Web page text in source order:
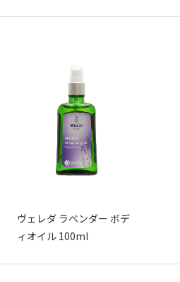
ヴェレダ ラベンダー ボデ
ィオイル 100ml